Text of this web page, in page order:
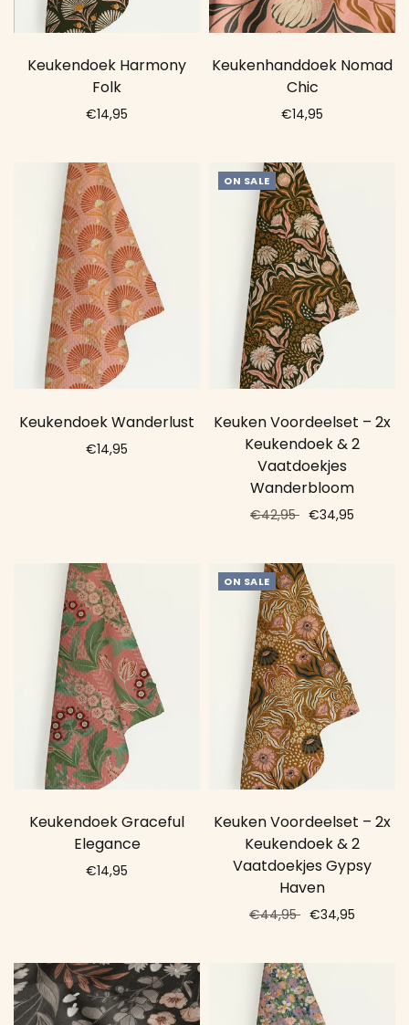
Keukendoek Harmony
Folk
€14,95
Keukenhanddoek Nomad
Chic
€14,95
Keukendoek Wanderlust
€14,95
ON SALE
Keuken Voordeelset – 2x
Keukendoek & 2
Vaatdoekjes
Wanderbloom
€42,95 €34,95
Keukendoek Graceful
Elegance
€14,95
ON SALE
Keuken Voordeelset – 2x
Keukendoek & 2
Vaatdoekjes Gypsy
Haven
€44,95 €34,95